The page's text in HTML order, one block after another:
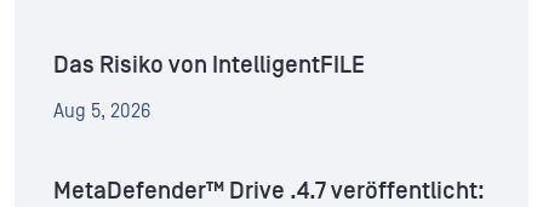
Das Risiko von IntelligentFILE
Aug 5, 2026
MetaDefender™ Drive .4.7 veröffentlicht: